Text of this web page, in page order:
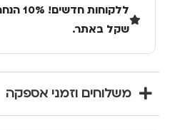
שקל באתר.
משלוחים וזמני אספקה